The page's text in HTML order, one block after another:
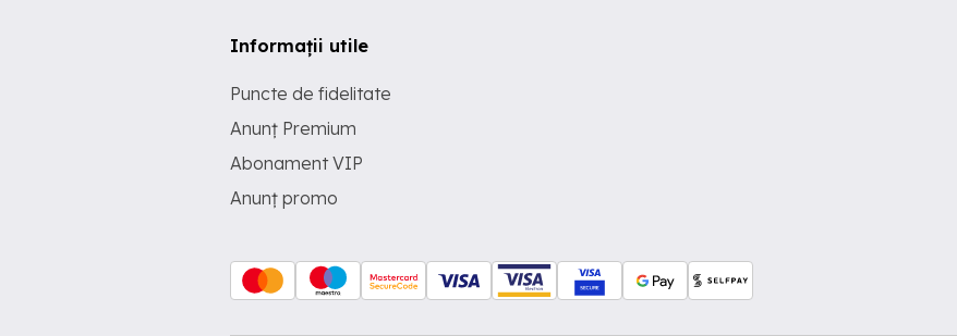
Informații utile
Puncte de fidelitate
Anunț Premium
Abonament VIP
Anunț promo